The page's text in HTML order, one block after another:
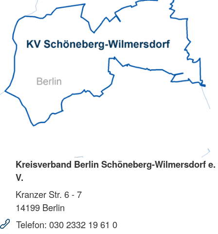
Kreisverband Berlin Schöneberg-Wilmersdorf e.
V.
Kranzer Str. 6 - 7
14199 Berlin
Telefon: 030 2332 19 61 0